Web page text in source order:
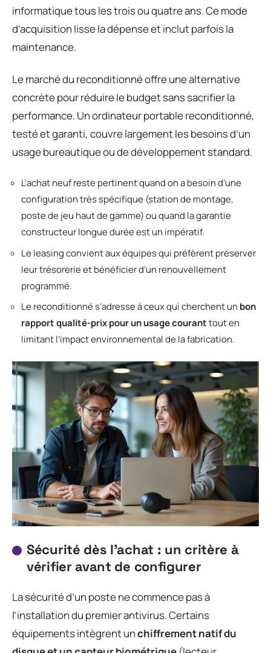
informatique tous les trois ou quatre ans. Ce mode
d’acquisition lisse la dépense et inclut parfois la
maintenance.
Le marché du reconditionné offre une alternative
concrète pour réduire le budget sans sacrifier la
performance. Un ordinateur portable reconditionné,
testé et garanti, couvre largement les besoins d’un
usage bureautique ou de développement standard.
L’achat neuf reste pertinent quand on a besoin d’une
configuration très spécifique (station de montage,
poste de jeu haut de gamme) ou quand la garantie
constructeur longue durée est un impératif.
Le leasing convient aux équipes qui préfèrent préserver
leur trésorerie et bénéficier d’un renouvellement
programmé.
Le reconditionné s’adresse à ceux qui cherchent un bon
rapport qualité-prix pour un usage couranttout en
limitant l’impact environnemental de la fabrication.
Sécurité dès l’achat : un critère à
vérifier avant de configurer
La sécurité d’un poste ne commence pas à
l’installation du premier antivirus. Certains
équipements intègrent unchiffrement natif du